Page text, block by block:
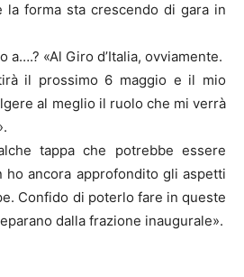
la forma sta crescendo di gara in
a….? «Al Giro d’Italia, ovviamente.
il prossimo 6 maggio e il mio
al meglio il ruolo che mi verrà
tappa che potrebbe essere
ho ancora approfondito gli aspetti
Confido di poterlo fare in queste
dalla frazione inaugurale».